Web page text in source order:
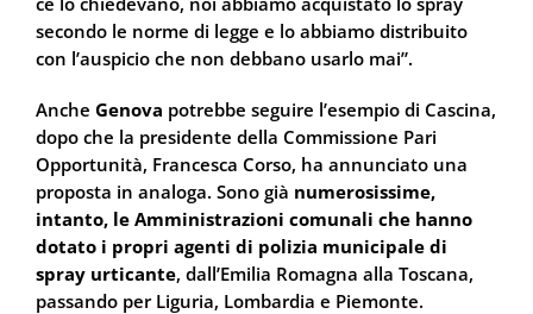
secondo le norme di legge e lo abbiamo distribuito
con l’auspicio che non debbano usarlo mai”.
Anche Genova potrebbe seguire l’esempio di Cascina,
dopo che la presidente della Commissione Pari
Opportunità, Francesca Corso, ha annunciato una
proposta in analoga. Sono già numerosissime,
intanto, le Amministrazioni comunali che hanno
dotato i propri agenti di polizia municipale di
spray urticante, dall’Emilia Romagna alla Toscana,
passando per Liguria, Lombardia e Piemonte.